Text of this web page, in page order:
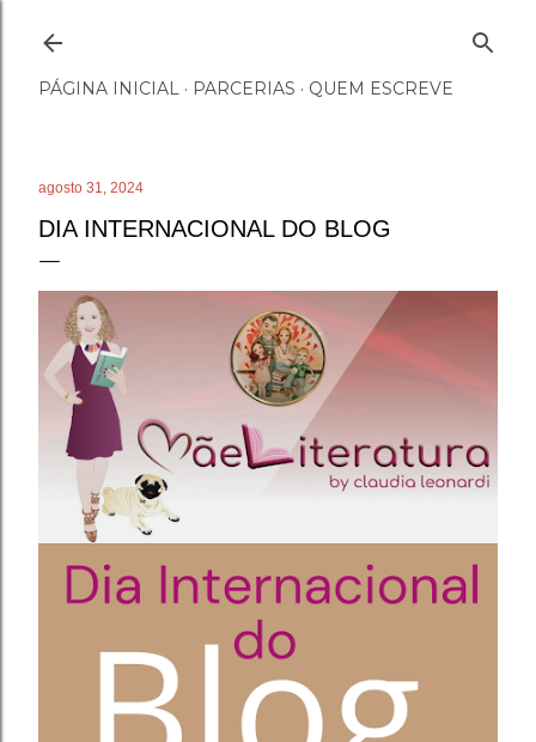
PÁGINA INICIAL PARCERIAS QUEM ESCREVE
agosto 31, 2024
DIA INTERNACIONAL DO BLOG